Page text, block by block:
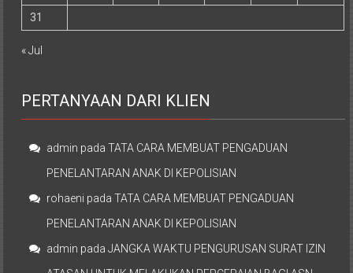
31
« Jul
PERTANYAAN DARI KLIEN
admin padaTATA CARA MEMBUAT PENGADUAN
PENELANTARAN ANAK DI KEPOLISIAN
rohaeni padaTATA CARA MEMBUAT PENGADUAN
PENELANTARAN ANAK DI KEPOLISIAN
admin padaJANGKA WAKTU PENGURUSAN SURAT IZIN